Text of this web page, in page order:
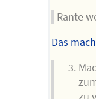
Rante
Das
zu